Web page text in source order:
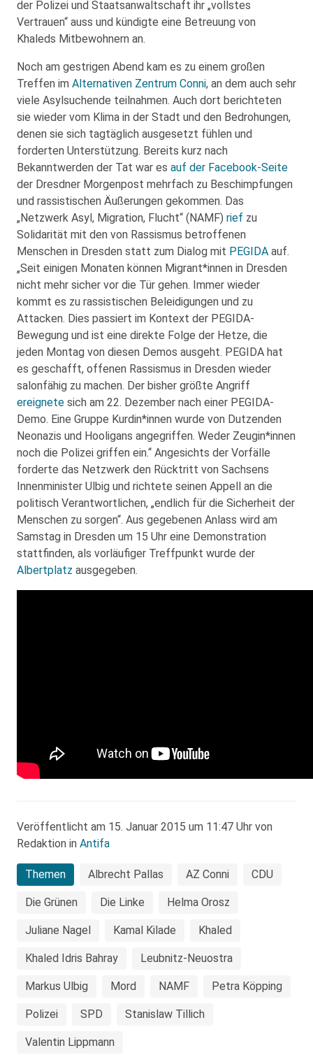
der Polizei und Staatsanwaltschaft ihr „vollstes
Vertrauen“ auss und kündigte eine Betreuung von
Khaleds Mitbewohnern an.
Noch am gestrigen Abend kam es zu einem großen
Treffen im Alternativen Zentrum Conni, an dem auch sehr
viele Asylsuchende teilnahmen. Auch dort berichteten
sie wieder vom Klima in der Stadt und den Bedrohungen,
denen sie sich tagtäglich ausgesetzt fühlen und
forderten Unterstützung. Bereits kurz nach
Bekanntwerden der Tat war es auf der Facebook-Seite
der Dresdner Morgenpost mehrfach zu Beschimpfungen
und rassistischen Äußerungen gekommen. Das
„Netzwerk Asyl, Migration, Flucht“ (NAMF) rief zu
Solidarität mit den von Rassismus betroffenen
Menschen in Dresden statt zum Dialog mit PEGIDA auf.
„Seit einigen Monaten können Migrant*innen in Dresden
nicht mehr sicher vor die Tür gehen. Immer wieder
kommt es zu rassistischen Beleidigungen und zu
Attacken. Dies passiert im Kontext der PEGIDA-
Bewegung und ist eine direkte Folge der Hetze, die
jeden Montag von diesen Demos ausgeht. PEGIDA hat
es geschafft, offenen Rassismus in Dresden wieder
salonfähig zu machen. Der bisher größte Angriff
ereignete sich am 22. Dezember nach einer PEGIDA-
Demo. Eine Gruppe Kurdin*innen wurde von Dutzenden
Neonazis und Hooligans angegriffen. Weder Zeugin*innen
noch die Polizei griffen ein.“ Angesichts der Vorfälle
forderte das Netzwerk den Rücktritt von Sachsens
Innenminister Ulbig und richtete seinen Appell an die
politisch Verantwortlichen, „endlich für die Sicherheit der
Menschen zu sorgen“. Aus gegebenen Anlass wird am
Samstag in Dresden um 15 Uhr eine Demonstration
stattfinden, als vorläufiger Treffpunkt wurde der
Albertplatz ausgegeben.
Veröffentlicht am 15. Januar 2015 um 11:47 Uhr von
Redaktion in Antifa
Themen Albrecht Pallas AZ Conni CDU
Die Grünen Die Linke Helma Orosz
Juliane Nagel Kamal Kilade Khaled
Khaled Idris Bahray Leubnitz-Neuostra
Markus Ulbig Mord NAMF Petra Köpping
Polizei SPD Stanislaw Tillich
Valentin Lippmann